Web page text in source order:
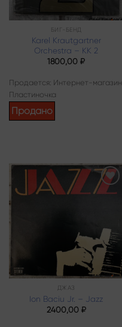
БИГ-БЕНД
Karel Krautgartner
Orchestra – KK 2
1800,00₽
Продается: Интернет-магазин
Пластиночка
Продано
Add to
ДЖАЗ
Ion Baciu Jr. – Jazz
2400,00 ₽